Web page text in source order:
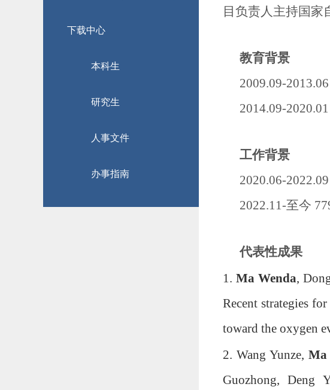
下载中心
本科生
研究生
人事文件
办事指南
目负责人主持国家
教育背景
2009.09-
2014.09-
工作背景
2020.06-
2022.11-至今
代表性成果
1.Ma Wenda,
Recent strategies
toward the oxygen
2. Wang Yunze,Ma
Guozhong, Deng